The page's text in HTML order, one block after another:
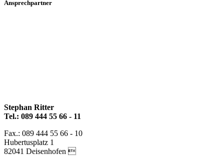
Ansprechpartner
Stephan Ritter
Tel.: 089 444 55 66 - 11
Fax.: 089 444 55 66 - 10
Hubertusplatz 1
82041 Deisenhofen 